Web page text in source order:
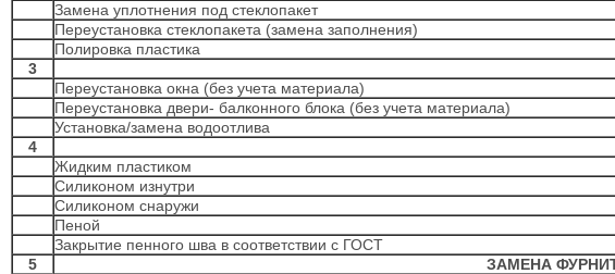
Замена уплотнения под стеклопакет
Переустановка стеклопакета (замена заполнения)
Полировка пластика
3
Переустановка окна (без учета материала)
Переустановка двери- балконного блока (без учета материала)
Установка/замена водоотлива
4
Жидким пластиком
Силиконом изнутри
Силиконом снаружи
Пеной
Закрытие пенного шва в соответствии с ГОСТ
5
ЗАМЕНА